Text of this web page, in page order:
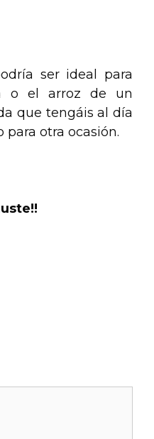
ser ideal para
o el arroz de un
que tengáis al día
para otra ocasión.